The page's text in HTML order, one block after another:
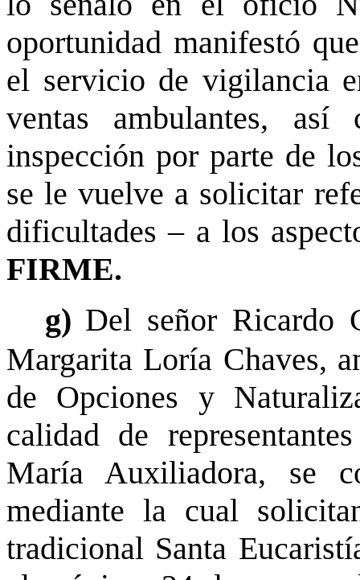
oportunidad manifestó
el servicio de vigilancia
ventas ambulantes,
inspección por parte de
se le vuelve a solicitar
dificultades – a los
FIRME.
g) Del señor Ricardo
Margarita Loría Chaves,
de Opciones y
calidad de
María Auxiliadora, se
mediante la cual
tradicional Santa